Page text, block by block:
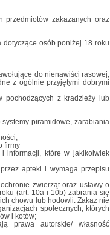
przedmiotów zakazanych oraz
dotyczące osób poniżej 18 roku
do nienawiści rasowej,
z ogólnie przyjętymi dobrymi
pochodzących z kradzieży lub
piramidowe, zarabiania
firmy
informacji, które w jakikolwiek
apteki i wymaga przepisu
zwierząt oraz ustawy o
(art. 10a i 10b) zabrania się
chowu lub hodowli. Zakaz nie
społecznych, których
i kotów;
prawa autorskie/ własność